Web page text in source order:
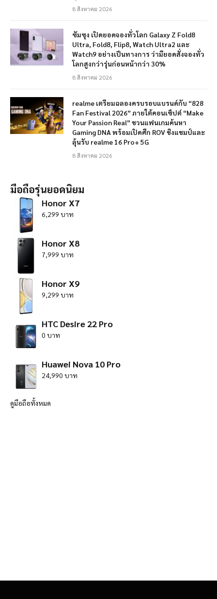
8 สิงหาคม 2026
ซัมซุง เปิดยอดจองทั่วโลก Galaxy Z Fold8
Ultra, Fold8, Flip8, Watch Ultra2 และ
Watch9 อย่างเป็นทางการ ว่ามียอดสั่งจองทั่ว
โลกสูงกว่ารุ่นก่อนหน้ากว่า 30%
8 สิงหาคม 2026
realme เตรียมฉลองครบรอบแบรนด์กับ “828
Fan Festival 2026” ภายใต้คอนเซ็ปต์ “Make
Your Passion Real” ชวนแฟนเกมค้นหา
Gaming DNA พร้อมเปิดศึก ROV ชิงแชมป์และ
ลุ้นรับ realme 16 Pro+ 5G
8 สิงหาคม 2026
มือถือรุ่นยอดนิยม
Honor X7
6,299 บาท
Honor X8
7,999 บาท
Honor X9
9,299 บาท
HTC Desire 22 Pro
0 บาท
Huawei Nova 10 Pro
24,990 บาท
ดูมือถือทั้งหมด